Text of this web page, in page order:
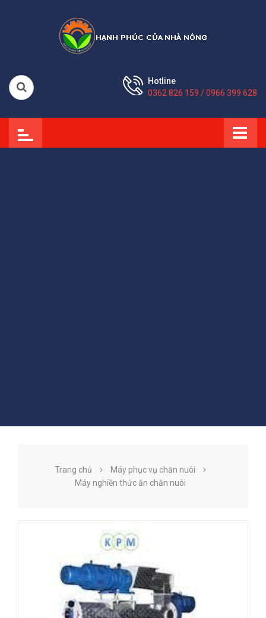
Hotline
0362 826 159 / 0966 399 628
Trang chủ
Máy phục vụ chăn nuôi
Máy nghiền thức ăn chăn nuôi